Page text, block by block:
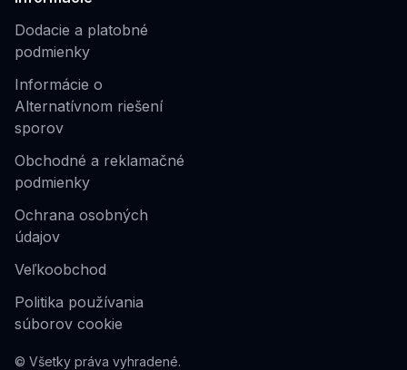
Dodacie a platobné
podmienky
Informácie o
Alternatívnom riešení
sporov
Obchodné a reklamačné
podmienky
Ochrana osobných
údajov
Veľkoobchod
Politika používania
súborov cookie
© Všetky práva vyhradené.